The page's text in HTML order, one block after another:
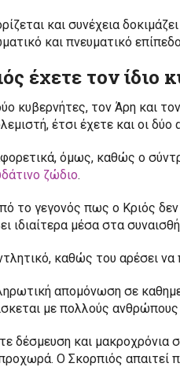
και συνέχεια
και πνευματικό
έχετε τον ίδιο
κυβερνήτες, τον Άρη και
έτσι έχετε και οι δύο
όμως, καθώς ο
ζώδιο.
το γεγονός πως ο Κριός δεν
ιδιαίτερα μέσα στα
καθώς του αρέσει
απομόνωση σε
με πολλούς
δέσμευση και μακροχρόνια
Ο Σκορπιός απαιτεί